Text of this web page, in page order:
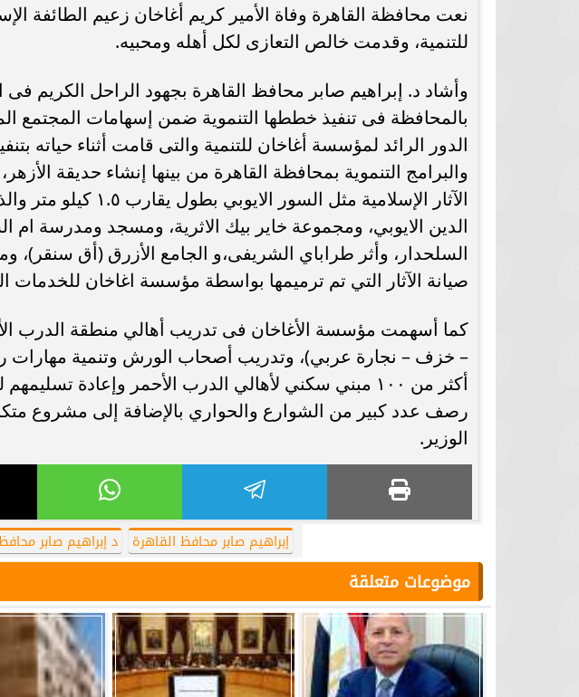
نعت محافظة القاهرة وفاة الأمير كريم أغاخان زعيم الطائفة
للتنمية، وقدمت خالص التعازى لكل أهله ومحبيه.
وأشاد د. إبراهيم صابر محافظ القاهرة بجهود الراحل الكريم فى
بالمحافظة فى تنفيذ خططها التنموية ضمن إسهامات المجتمع
الدور الرائد لمؤسسة أغاخان للتنمية والتى قامت أثناء حياته
والبرامج التنموية بمحافظة القاهرة من بينها إنشاء حديقة
الآثار الإسلامية مثل
الدين الايوبي، ومجموعة خاير بيك الاثرية، ومسجد ومدرسة
السلحدار، وأثر طراباي الشريفى،و الجامع الأزرق (أق سنقر)،
صيانة الآثار التي تم ترميمها بواسطة مؤسسة اغاخان للخدمات
كما أسهمت مؤسسة الأغاخان فى تدريب أهالي منطقة الدرب
– خزف – نجارة عربي)، وتدريب أصحاب الورش وتنمية مهارات
أكثر من ١٠٠ مبني سكني لأهالي الدرب الأحمر وإعادة
رصف عدد كبير من الشوارع والحواري بالإضافة إلى مشروع
الوزير.
إبراهيم صابر محافظ القاهرة د إبراهيم صابر
موضوعات متعلقة